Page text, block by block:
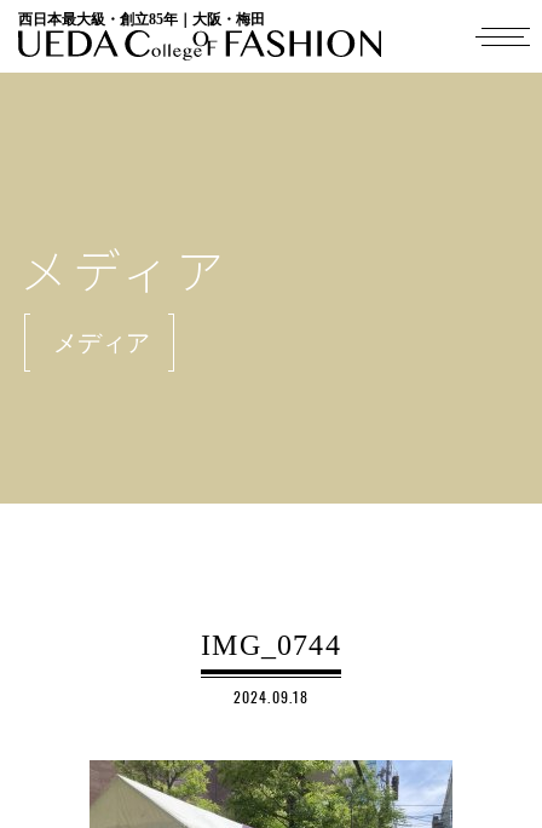
西日本最大級・創立85年｜大阪・梅田
メディア
メディア
IMG_0744
2024.09.18